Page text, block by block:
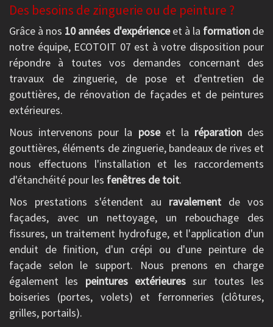
Des besoins de zinguerie ou de peinture ?
Grâce à nos 10 années d'expérienceet à la formationde
notre équipe, ECOTOIT 07 est à votre disposition pour
répondre à toutes vos demandes concernant des
travaux de zinguerie, de pose et d'entretien de
gouttières, de rénovation de façades et de peintures
extérieures.
Nous intervenons pour la poseet la réparationdes
gouttières, éléments de zinguerie, bandeaux de rives et
nous effectuons l'installation et les raccordements
d'étanchéité pour les fenêtres de toit.
Nos prestations s'étendent au ravalement de vos
façades, avec un nettoyage, un rebouchage des
fissures, un traitement hydrofuge, et l'application d'un
enduit de finition, d'un crépi ou d'une peinture de
façade selon le support. Nous prenons en charge
également les peintures extérieures sur toutes les
boiseries (portes, volets) et ferronneries (clôtures,
grilles, portails).